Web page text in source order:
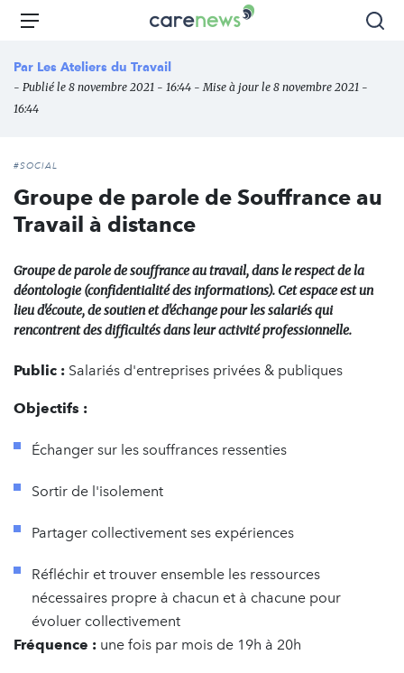
Aller
principal
Carenews,
média
des
Menu
Par Les Ateliers du Travail
- Publié le 8 novembre 2021 - 16:44 - Mise à jour le 8 novembre 2021 -
16:44
#SOCIAL
Groupe de parole de Souffrance au
Travail à distance
Groupe de parole de souffrance au travail, dans le respect de la
déontologie (confidentialité des informations). Cet espace est un
lieu d'écoute, de soutien et d'échange pour les salariés qui
rencontrent des difficultés dans leur activité professionnelle.
Public : Salariés d'entreprises privées & publiques
Objectifs :
Échanger sur les souffrances ressenties
Sortir de l'isolement
Partager collectivement ses expériences
Réfléchir et trouver ensemble les ressources
nécessaires propre à chacun et à chacune pour
évoluer collectivement
Fréquence : une fois par mois de 19h à 20h